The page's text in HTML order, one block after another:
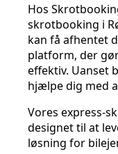
Hos
skrotbooking i
kan få afhentet
platform, der
effektiv. Uanset
hjælpe dig med
Vores express-
designet til at
løsning for